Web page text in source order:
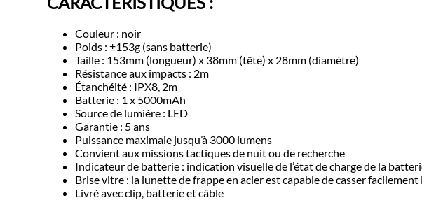
Couleur : noir
Poids : ±153g (sans batterie)
Taille : 153mm (longueur) x 38mm (tête) x 28mm (diamètre)
Résistance aux impacts : 2m
Étanchéité : IPX8, 2m
Batterie : 1 x 5000mAh
Source de lumière : LED
Garantie : 5 ans
Puissance maximale jusqu’à 3000 lumens
Convient aux missions tactiques de nuit ou de recherche
Indicateur de batterie : indication visuelle de l’état de charge de la
Brise vitre : la lunette de frappe en acier est capable de casser
Livré avec clip, batterie et câble